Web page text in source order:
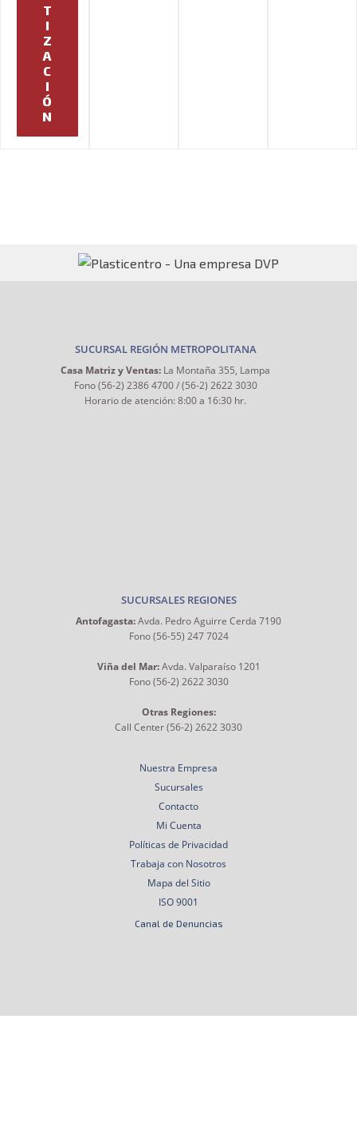
T
I
Z
A
C
I
Ó
N
SUCURSAL REGIÓN METROPOLITANA
Casa Matriz y Ventas: La Montaña 355, Lampa
Fono (56-2) 2386 4700 / (56-2) 2622 3030
Horario de atención: 8:00 a 16:30 hr.
SUCURSALES REGIONES
Antofagasta:Avda. Pedro Aguirre Cerda 7190
Fono (56-55) 247 7024
Viña del Mar:Avda. Valparaíso 1201
Fono (56-2) 2622 3030
Otras Regiones:
Call Center (56-2) 2622 3030
Nuestra Empresa
Sucursales
Contacto
Mi Cuenta
Políticas de Privacidad
Trabaja con Nosotros
Mapa del Sitio
ISO 9001
Canal de Denuncias